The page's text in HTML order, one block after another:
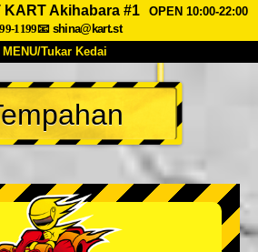
KART Akihabara #1
OPEN 10:00-22:00
1199📧 shina@kart.st
MENU/Tukar Kedai
UTAMA
Spesifikasi Harga
Tempahan
Tukar Kedai
Tokyo Akihabara#1